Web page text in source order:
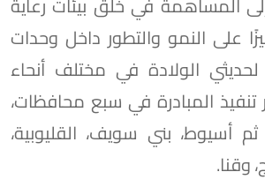
على النمو والتطور داخل وحدات
لحديثي الولادة في مختلف أنحاء
المبادرة في سبع محافظات،
أسيوط، بني سويف، القليوبية،
وقنا.